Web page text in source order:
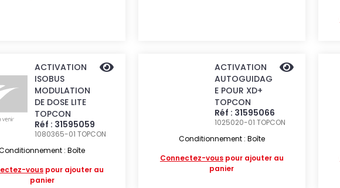
ACTIVATION
ISOBUS
MODULATION
DE DOSE LITE
TOPCON
Réf : 31595059
1080365-01TOPCON
: Boîte
vous pour ajouter au
panier
ACTIVATION
AUTOGUIDAG
E POUR XD+
TOPCON
Réf : 31595066
1025020-01 TOPCON
Conditionnement : Boîte
Connectez-vouspour ajouter au
panier